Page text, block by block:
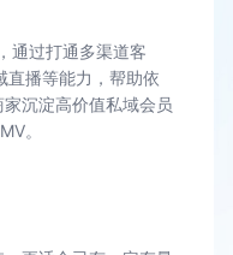
通过打通多渠道客
直播等能力，帮助依
沉淀高价值私域会员
。